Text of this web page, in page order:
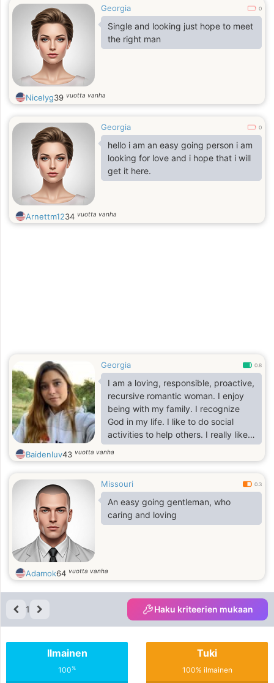
circle (which, to be fair, ain't a whole
lot of people). Even if we don't have
the same interests, I can love to
learn new things, so either way, hit
Georgia 0
Single and looking just hope to meet
the right man
Nicelyg39 vuotta vanha
Georgia 0
hello i am an easy going person i am
looking for love and i hope that i will
get it here.
Arnettm1234 vuotta vanha
Georgia 0.8
I am a loving, responsible, proactive,
recursive romantic woman. I enjoy
being with my family. I recognize
God in my life. I like to do social
activities to help others. I really like
to spend time with all the children in
the world. I have my temperament,
and I full of love to give.
Baidenluv43 vuotta vanha
Missouri 0.3
An easy going gentleman, who
caring and loving
Adamok64 vuotta vanha
1 Haku kriteerien mukaan
Ilmainen
100%
Tuki
100% ilmainen